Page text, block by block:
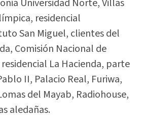
Universidad Norte, Villas
residencial
San Miguel, clientes del
Comisión Nacional de
residencial La Hacienda, parte
II, Palacio Real, Furiwa,
del Mayab, Radiohouse,
aledañas.